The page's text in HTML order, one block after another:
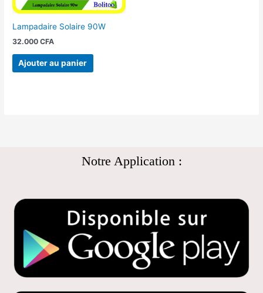
Lampadaire Solaire 90W
32.000CFA
Ajouter au panier
Notre Application :